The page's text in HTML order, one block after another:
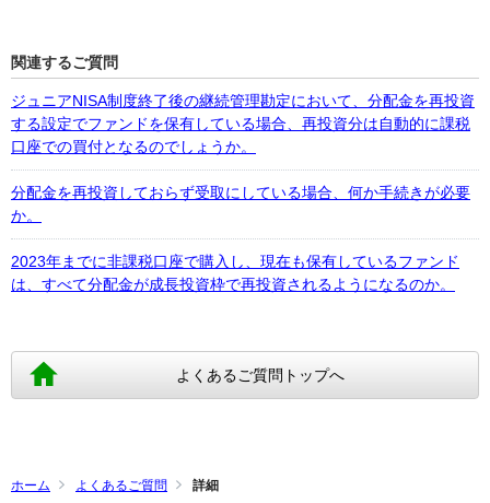
関連するご質問
ジュニアNISA制度終了後の継続管理勘定において、分配金を再投資
する設定でファンドを保有している場合、再投資分は自動的に課税
口座での買付となるのでしょうか。
分配金を再投資しておらず受取にしている場合、何か手続きが必要
か。
2023年までに非課税口座で購入し、現在も保有しているファンド
は、すべて分配金が成⾧投資枠で再投資されるようになるのか。
よくあるご質問トップへ
ホーム よくあるご質問 詳細